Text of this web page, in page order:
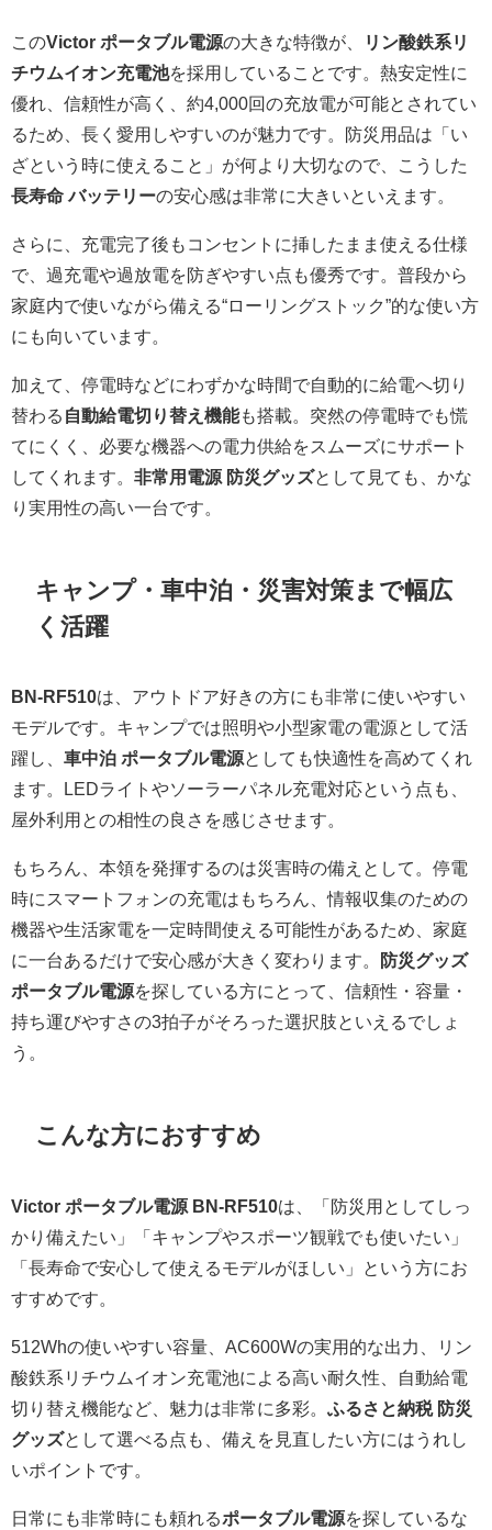
このVictor ポータブル電源の大きな特徴が、
リン酸鉄系リ
チウムイオン充電池を採用していることです。熱安定性に
優れ、信頼性が高く、約4,000回の充放電が可能とされてい
るため、長く愛用しやすいのが魅力です。防災用品は「い
ざという時に使えること」が何より大切なので、こうした
長寿命 バッテリーの安心感は非常に大きいといえます。
さらに、充電完了後もコンセントに挿したまま使える仕様
で、過充電や過放電を防ぎやすい点も優秀です。普段から
家庭内で使いながら備える“ローリングストック”的な使い方
にも向いています。
加えて、停電時などにわずかな時間で自動的に給電へ切り
替わる 自動給電切り替え機能も搭載。突然の停電時でも慌
てにくく、必要な機器への電力供給をスムーズにサポート
してくれます。 非常用電源 防災グッズとして見ても、かな
り実用性の高い一台です。
キャンプ・車中泊・災害対策まで幅広
く活躍
BN-RF510は、アウトドア好きの方にも非常に使いやすい
モデルです。キャンプでは照明や小型家電の電源として活
躍し、 車中泊 ポータブル電源としても快適性を高めてくれ
ます。LEDライトやソーラーパネル充電対応という点も、
屋外利用との相性の良さを感じさせます。
もちろん、本領を発揮するのは災害時の備えとして。停電
時にスマートフォンの充電はもちろん、情報収集のための
機器や生活家電を一定時間使える可能性があるため、家庭
に一台あるだけで安心感が大きく変わります。
防災グッズ
ポータブル電源を探している方にとって、信頼性・容量・
持ち運びやすさの3拍子がそろった選択肢といえるでしょ
う。
こんな方におすすめ
Victor ポータブル電源 BN-RF510は、「防災用としてしっ
かり備えたい」「キャンプやスポーツ観戦でも使いたい」
「長寿命で安心して使えるモデルがほしい」という方にお
すすめです。
512Whの使いやすい容量、AC600Wの実用的な出力、リン
酸鉄系リチウムイオン充電池による高い耐久性、自動給電
切り替え機能など、魅力は非常に多彩。 ふるさと納税 防災
グッズとして選べる点も、備えを見直したい方にはうれし
いポイントです。
日常にも非常時にも頼れるポータブル電源を探しているな